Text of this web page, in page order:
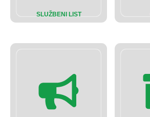
SLUŽBENI LIST